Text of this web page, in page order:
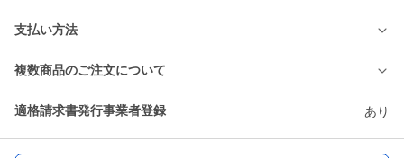
支払い方法
複数商品のご注文について
適格請求書発行事業者登録 あり